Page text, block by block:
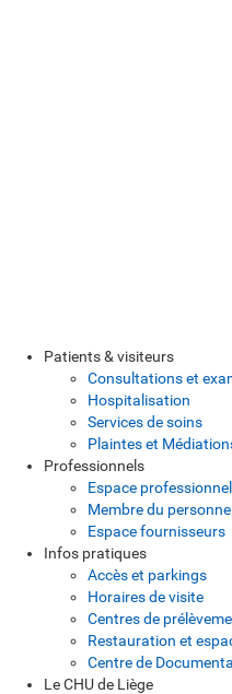
Patients & visiteurs
Consultations et
Hospitalisation
Services de soins
Plaintes et
Professionnels
Espace
Membre du
Espace fournisseurs
Infos pratiques
Accès et parkings
Horaires de visite
Centres de
Restauration et
Centre de
Le CHU de Liège